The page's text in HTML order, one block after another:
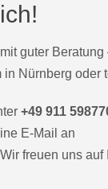
guter
in Nürnberg oder
+49 911
E-Mail an
Wir freuen uns auf